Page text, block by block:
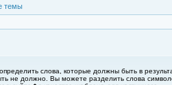
темы
определить слова, которые должны быть в
не должно. Вы можете разделить слова